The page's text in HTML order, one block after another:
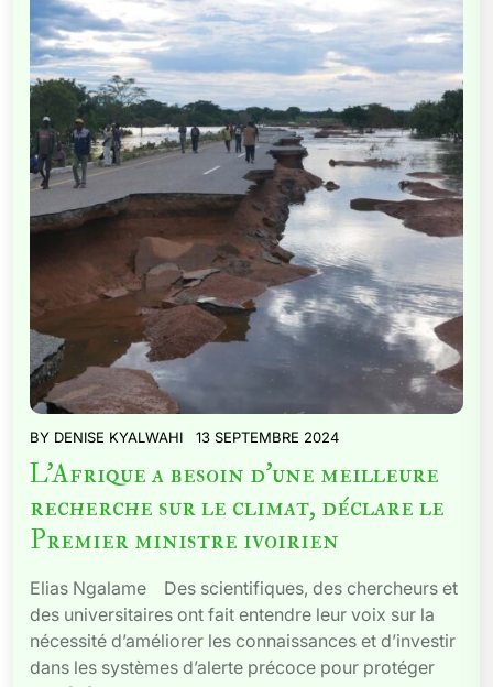
BY DENISE KYALWAHI 13 SEPTEMBRE 2024
L’Afrique a besoin d’une meilleure
recherche sur le climat, déclare le
Premier ministre ivoirien
Elias Ngalame Des scientifiques, des chercheurs et
des universitaires ont fait entendre leur voix sur la
nécessité d’améliorer les connaissances et d’investir
dans les systèmes d’alerte précoce pour protéger